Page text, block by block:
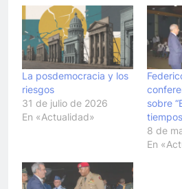
La posdemocracia y los
riesgos
31 de julio de 2026
En «Actualidad»
sobre
8 de
En